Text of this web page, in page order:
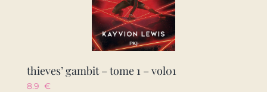
thieves’ gambit – tome 1 – vol01
8.9 €